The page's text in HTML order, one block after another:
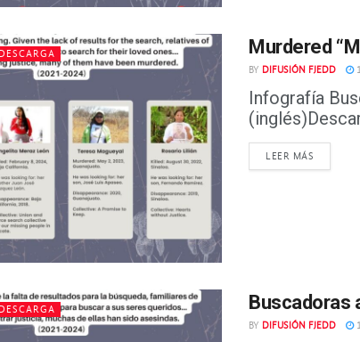
Murdered
BY DIFUSIÓN FJEDD
Infografía
LEER MÁS
Buscadoras
BY DIFUSIÓN FJEDD